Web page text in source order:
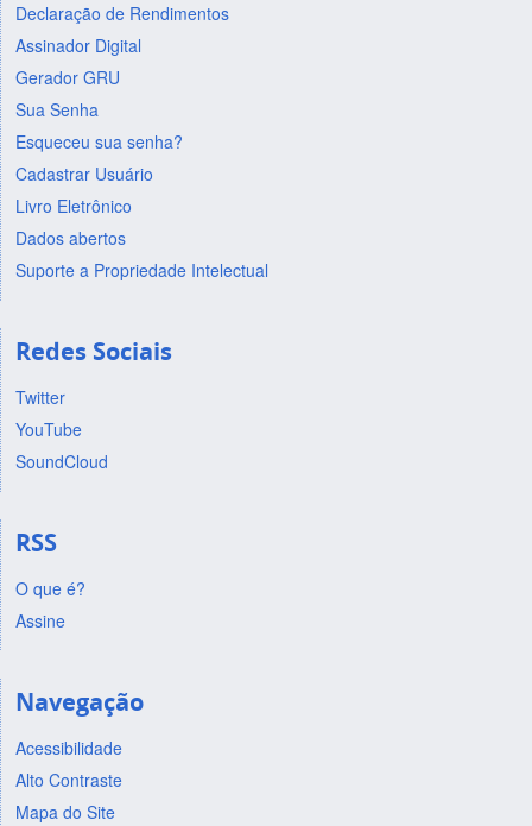
Declaração de Rendimentos
Assinador Digital
Gerador GRU
Sua Senha
Esqueceu sua senha?
Cadastrar Usuário
Livro Eletrônico
Dados abertos
Suporte a Propriedade Intelectual
Redes Sociais
Twitter
YouTube
SoundCloud
RSS
O que é?
Assine
Navegação
Acessibilidade
Alto Contraste
Mapa do Site